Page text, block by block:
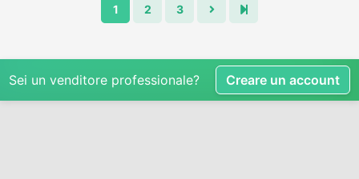
1 2 3
Sei un venditore professionale? Creare un account